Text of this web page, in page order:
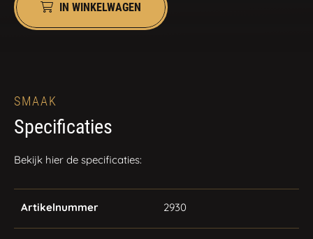
IN WINKELWAGEN
SMAAK
Specificaties
Bekijk hier de specificaties:
Artikelnummer 2930